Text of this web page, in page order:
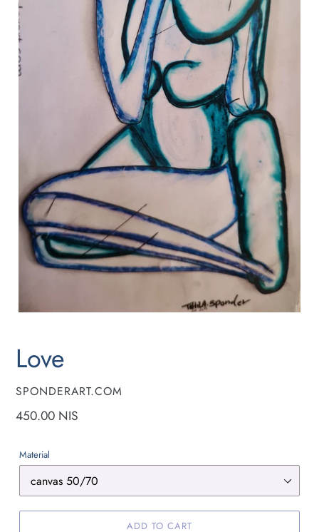
Love
VENDOR
SPONDERART.COM
Regular
450.00 NIS
Material
ADD TO CART